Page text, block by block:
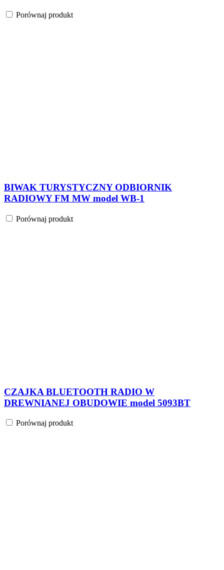
Porównaj produkt
BIWAK TURYSTYCZNY ODBIORNIK
RADIOWY FM MW model WB-1
Porównaj produkt
CZAJKA BLUETOOTH RADIO W
DREWNIANEJ OBUDOWIE model 5093BT
Porównaj produkt